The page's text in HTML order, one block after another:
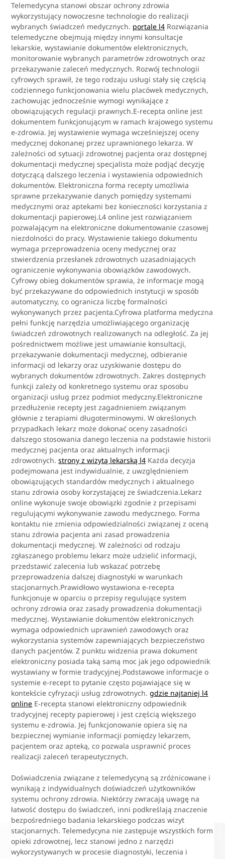
Telemedycyna stanowi obszar ochrony zdrowia
wykorzystujący nowoczesne technologie do realizacji
wybranych świadczeń medycznych. portale l4 Rozwiązania
telemedyczne obejmują między innymi konsultacje
lekarskie, wystawianie dokumentów elektronicznych,
monitorowanie wybranych parametrów zdrowotnych oraz
przekazywanie zaleceń medycznych. Rozwój technologii
cyfrowych sprawił, że tego rodzaju usługi stały się częścią
codziennego funkcjonowania wielu placówek medycznych,
zachowując jednocześnie wymogi wynikające z
obowiązujących regulacji prawnych.E-recepta online jest
dokumentem funkcjonującym w ramach krajowego systemu
e-zdrowia. Jej wystawienie wymaga wcześniejszej oceny
medycznej dokonanej przez uprawnionego lekarza. W
zależności od sytuacji zdrowotnej pacjenta oraz dostępnej
dokumentacji medycznej specjalista może podjąć decyzję
dotyczącą dalszego leczenia i wystawienia odpowiednich
dokumentów. Elektroniczna forma recepty umożliwia
sprawne przekazywanie danych pomiędzy systemami
medycznymi oraz aptekami bez konieczności korzystania z
dokumentacji papierowej.L4 online jest rozwiązaniem
pozwalającym na elektroniczne dokumentowanie czasowej
niezdolności do pracy. Wystawienie takiego dokumentu
wymaga przeprowadzenia oceny medycznej oraz
stwierdzenia przesłanek zdrowotnych uzasadniających
ograniczenie wykonywania obowiązków zawodowych.
Cyfrowy obieg dokumentów sprawia, że informacje mogą
być przekazywane do odpowiednich instytucji w sposób
automatyczny, co ogranicza liczbę formalności
wykonywanych przez pacjenta.Cyfrowa platforma medyczna
pełni funkcję narzędzia umożliwiającego organizację
świadczeń zdrowotnych realizowanych na odległość. Za jej
pośrednictwem możliwe jest umawianie konsultacji,
przekazywanie dokumentacji medycznej, odbieranie
informacji od lekarzy oraz uzyskiwanie dostępu do
wybranych dokumentów zdrowotnych. Zakres dostępnych
funkcji zależy od konkretnego systemu oraz sposobu
organizacji usług przez podmiot medyczny.Elektroniczne
przedłużenie recepty jest zagadnieniem związanym
głównie z terapiami długoterminowymi. W określonych
przypadkach lekarz może dokonać oceny zasadności
dalszego stosowania danego leczenia na podstawie historii
medycznej pacjenta oraz aktualnych informacji
zdrowotnych.strony z wizytą lekarską l4 Każda decyzja
podejmowana jest indywidualnie, z uwzględnieniem
obowiązujących standardów medycznych i aktualnego
stanu zdrowia osoby korzystającej ze świadczenia.Lekarz
online wykonuje swoje obowiązki zgodnie z przepisami
regulującymi wykonywanie zawodu medycznego. Forma
kontaktu nie zmienia odpowiedzialności związanej z oceną
stanu zdrowia pacjenta ani zasad prowadzenia
dokumentacji medycznej. W zależności od rodzaju
zgłaszanego problemu lekarz może udzielić informacji,
przedstawić zalecenia lub wskazać potrzebę
przeprowadzenia dalszej diagnostyki w warunkach
stacjonarnych.Prawidłowo wystawiona e-recepta
funkcjonuje w oparciu o przepisy regulujące system
ochrony zdrowia oraz zasady prowadzenia dokumentacji
medycznej. Wystawianie dokumentów elektronicznych
wymaga odpowiednich uprawnień zawodowych oraz
wykorzystania systemów zapewniających bezpieczeństwo
danych pacjentów. Z punktu widzenia prawa dokument
elektroniczny posiada taką samą moc jak jego odpowiednik
wystawiany w formie tradycyjnej.Podstawowe informacje o
systemie e-recept to pytanie często pojawiające się w
kontekście cyfryzacji usług zdrowotnych.gdzie najtaniej l4
online E-recepta stanowi elektroniczny odpowiednik
tradycyjnej recepty papierowej i jest częścią większego
systemu e-zdrowia. Jej funkcjonowanie opiera się na
bezpiecznej wymianie informacji pomiędzy lekarzem,
pacjentem oraz apteką, co pozwala usprawnić proces
realizacji zaleceń terapeutycznych.
Doświadczenia związane z telemedycyną są zróżnicowane i
wynikają z indywidualnych doświadczeń użytkowników
systemu ochrony zdrowia. Niektórzy zwracają uwagę na
łatwość dostępu do świadczeń, inni podkreślają znaczenie
bezpośredniego badania lekarskiego podczas wizyt
stacjonarnych. Telemedycyna nie zastępuje wszystkich form
opieki zdrowotnej, lecz stanowi jedno z narzędzi
wykorzystywanych w procesie diagnostyki, leczenia i